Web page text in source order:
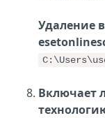
Удаление
Включает